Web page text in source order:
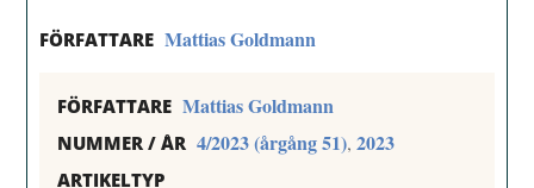
FÖRFATTARE Mattias Goldmann
FÖRFATTARE Mattias Goldmann
NUMMER / ÅR 4/2023 (årgång 51),2023
ARTIKELTYP